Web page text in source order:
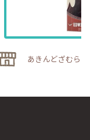
あきんどざむらい